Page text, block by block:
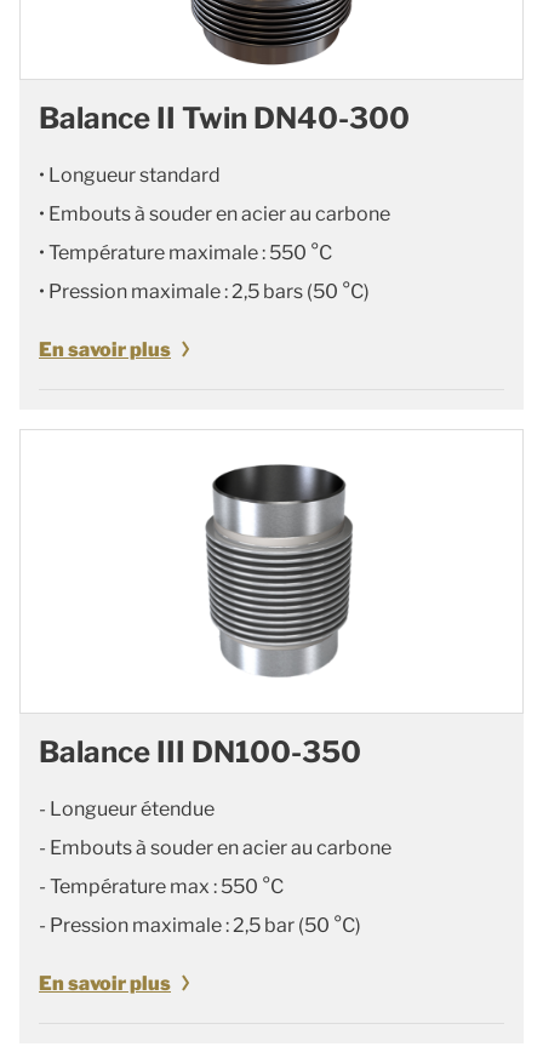
Balance II Twin DN40-300
• Longueur standard
• Embouts à souder en acier au carbone
• Température maximale : 550 °C
• Pression maximale : 2,5 bars (50 °C)
En savoir plus
Balance III DN100-350
- Longueur étendue
- Embouts à souder en acier au carbone
- Température max : 550 °C
- Pression maximale : 2,5 bar (50 °C)
En savoir plus